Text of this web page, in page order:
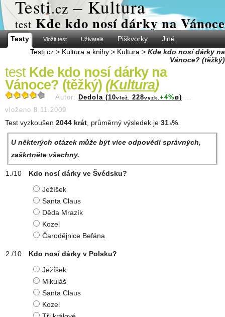
Testi.cz – Kultura
test Kde kdo nosí dárky na
Testy Vložit test Uživatelé Piškvorky
Jiné
Testi.cz > Kultura a knihy > Kultura > Kde kdo nosí dárky na
Vánoce? (těžký)
test Kde kdo nosí dárky na
Vánoce? (těžký) (Kultura)
Autor: Dedola (10vlož. 228vyzk. +4%ø) ...
vloženo 8.11.2009
Test vyzkoušen 2044 krát , průměrný výsledek je 31 .8%
U některých otázek může být více odpovědí správných,
zaškrtněte všechny.
Kdo nosí dárky ve Švédsku?
Ježíšek
Santa Claus
Děda Mrazík
Kozel
Čarodějnice Befána
Kdo nosí dárky v Polsku?
Ježíšek
Mikuláš
Santa Claus
Kozel